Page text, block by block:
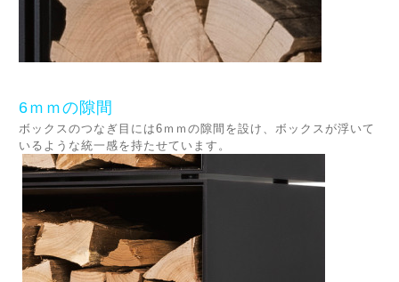
6ｍｍの隙間
ボックスのつなぎ目には6ｍｍの隙間を設け、ボックスが浮いて
いるような統一感を持たせています。